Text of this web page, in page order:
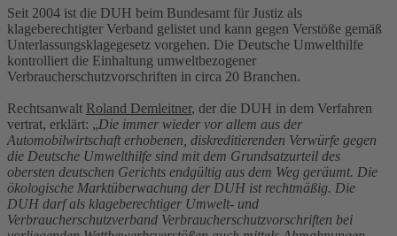
Seit 2004 ist die DUH beim Bundesamt für Justiz als
klageberechtigter Verband gelistet und kann gegen Verstöße gemäß
Unterlassungsklagegesetz vorgehen. Die Deutsche Umwelthilfe
kontrolliert die Einhaltung umweltbezogener
Verbraucherschutzvorschriften in circa 20 Branchen.
Rechtsanwalt Roland Demleitner, der die DUH in dem Verfahren
vertrat, erklärt: „Die immer wieder vor allem aus der
Automobilwirtschaft erhobenen, diskreditierenden Verwürfe gegen
die Deutsche Umwelthilfe sind mit dem Grundsatzurteil des
obersten deutschen Gerichts endgültig aus dem Weg geräumt. Die
ökologische Marktüberwachung der DUH ist rechtmäßig. Die
DUH darf als klageberechtiger Umwelt- und
Verbraucherschutzverband Verbraucherschutzvorschriften bei